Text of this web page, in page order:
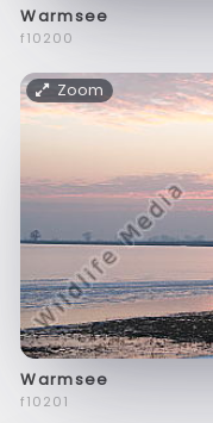
Warmsee
f10200
Zoom
Warmsee
f10201